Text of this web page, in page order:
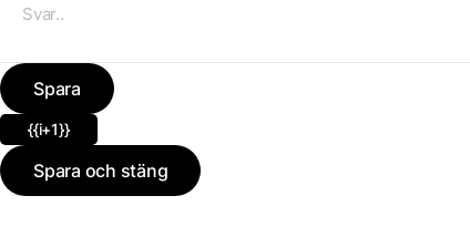
Spara
{{i+1}}
Spara och stäng